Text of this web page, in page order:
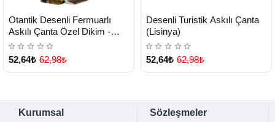
TESLİMAT
Yeni Ürün
Otantik Desenli Fermuarlı
Askılı Çanta Özel Dikim -
GS301 (Lisinya)
52,64₺ 62,98₺
TESLİMAT
Yeni Ürün
Desenli Turistik Askılı Çanta
(Lisinya)
52,64₺ 62,98₺
Kurumsal Sözleşmeler